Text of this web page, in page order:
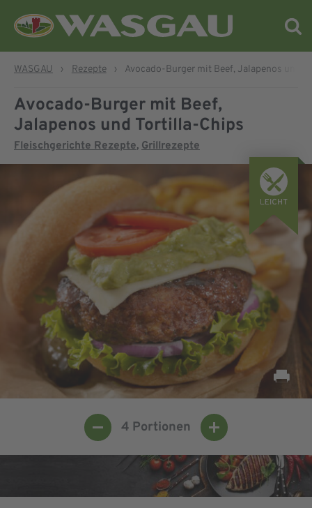
WASGAU › Rezepte › Avocado-Burger mit Beef, Jalapenos und
Avocado-Burger mit Beef,
Jalapenos und Tortilla-Chips
Fleischgerichte Rezepte, Grillrezepte
4 Portionen